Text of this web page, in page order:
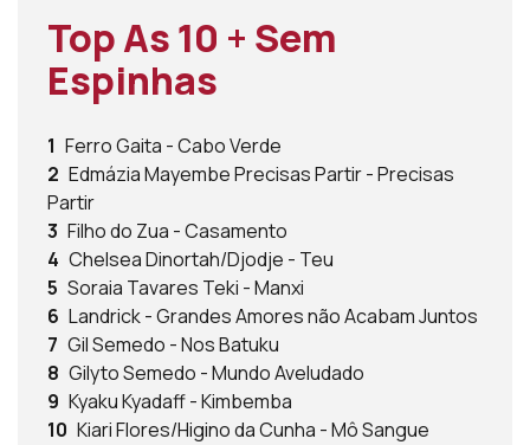
Top As 10 + Sem
Espinhas
1 Ferro Gaita - Cabo Verde
2 Edmázia Mayembe Precisas Partir - Precisas
Partir
3 Filho do Zua - Casamento
4 Chelsea Dinortah/Djodje - Teu
5 Soraia Tavares Teki - Manxi
6 Landrick - Grandes Amores não Acabam Juntos
7 Gil Semedo - Nos Batuku
8 Gilyto Semedo - Mundo Aveludado
9 Kyaku Kyadaff - Kimbemba
10 Kiari Flores/Higino da Cunha - Mô Sangue